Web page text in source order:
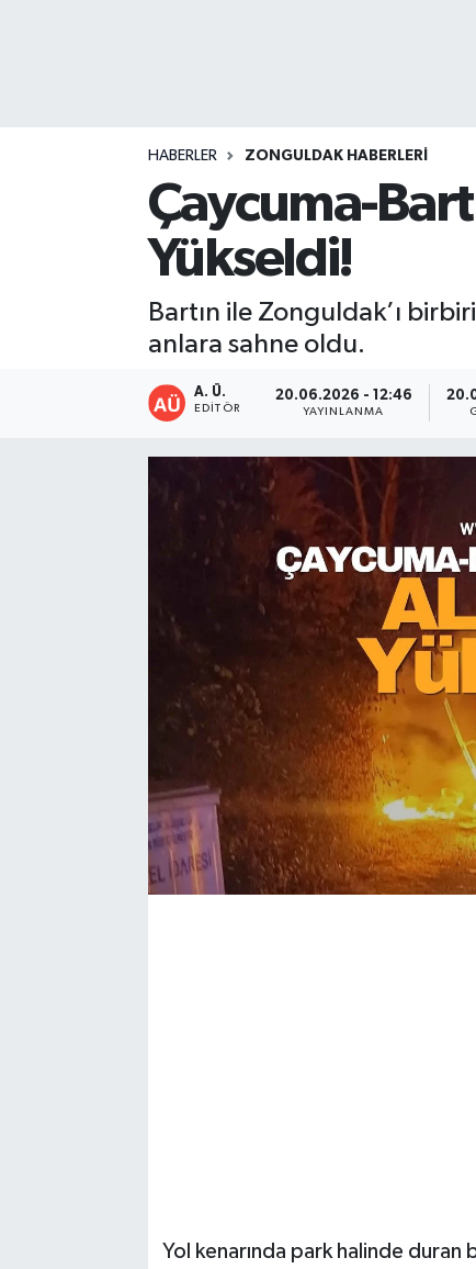
HABERLER ZONGULDAK HABERLERI
Çaycuma-
Yükseldi!
Bartın ile Zonguldak’ı
anlara sahne oldu.
A. Ü.
EDITÖR
20.06.2026 - 12:46
YAYINLANMA
Yol kenarında park halinde
GÖKÇEBEY
KASTAMONU